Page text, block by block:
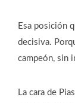
Esa posición
decisiva.
campeón, sin
La cara de